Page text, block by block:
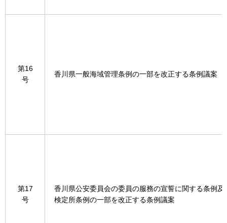
第16
号
香川県一般海域管理条例の一部を改正する条例議案
第17
号
香川県公安委員会の委員の服務の宣誓に関する条例及
検定所条例の一部を改正する条例議案